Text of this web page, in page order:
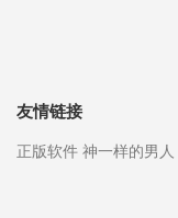
友情链接
正版软件 神一样的男人